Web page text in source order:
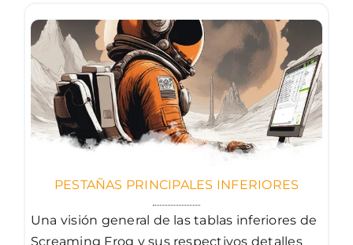
PESTAÑAS PRINCIPALES INFERIORES
Una visión general de las tablas inferiores de
Screaming Frog y sus respectivos detalles